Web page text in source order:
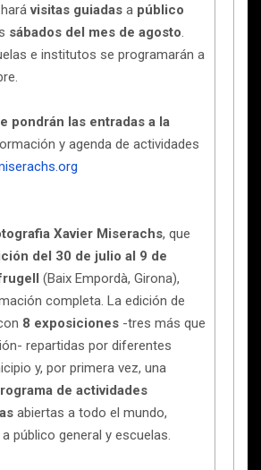
harávisitas guiadas a público
sábados del mes de agosto.
e institutos se programarán a
pondrán las entradas a la
y agenda de actividades
Xavier Miserachs, que
del 30 de julio al 9 de
(Baix Empordà, Girona),
completa. La edición de
8 exposiciones -tres más que
repartidas por diferentes
y, por primera vez, una
de actividades
abiertas a todo el mundo,
a público general y escuelas.